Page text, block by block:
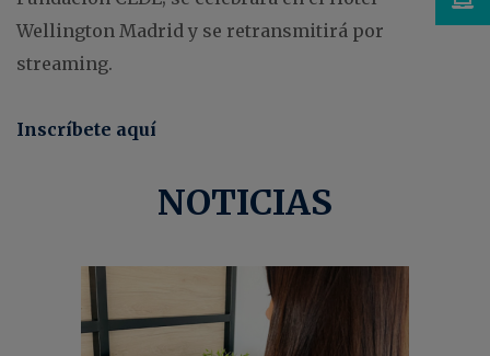
Wellington Madrid y se retransmitirá por
streaming.
Inscríbete aquí
NOTICIAS